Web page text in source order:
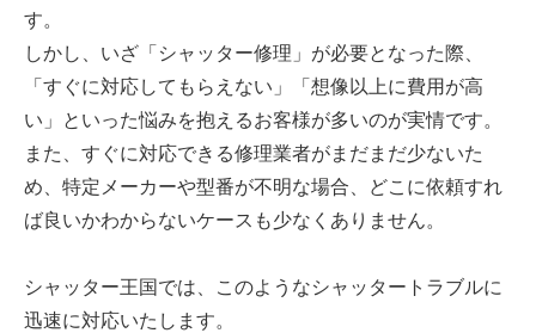
す。
しかし、いざ「シャッター修理」が必要となった際、
「すぐに対応してもらえない」「想像以上に費用が高
い」といった悩みを抱えるお客様が多いのが実情です。
また、すぐに対応できる修理業者がまだまだ少ないた
め、特定メーカーや型番が不明な場合、どこに依頼すれ
ば良いかわからないケースも少なくありません。
シャッター王国では、このようなシャッタートラブルに
迅速に対応いたします。